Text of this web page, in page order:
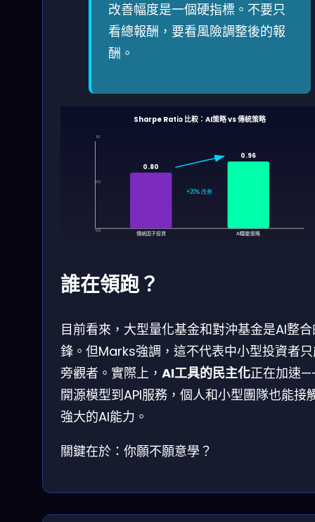
改善幅度是一個硬指標。不要只
看總報酬，要看風險調整後的報
酬。
Sharpe Ratio 比較：AI策略 vs 傳統策略
1.0
0.5
0.0 傳統因子投資 AI驅動策略
0.80
0.96
+20% 改善
誰在領跑？
目前看來，大型量化基金和對沖基金是AI整
鋒。但Marks強調，這不代表中小型投資者
旁觀者。實際上， AI工具的民主化正在加速
開源模型到API服務，個人和小型團隊也能接
強大的AI能力。
關鍵在於：你願不願意學？